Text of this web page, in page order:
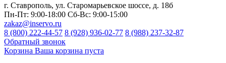
г. Ставрополь, ул. Старомарьевское шоссе, д. 18б
Пн-Пт: 9:00-18:00 Сб-Вс: 9:00-15:00
zakaz@inservo.ru
8 (800) 222-44-57 8 (928) 936-02-77 8 (988) 237-32-87
Обратный звонок
Корзина Ваша корзина пуста